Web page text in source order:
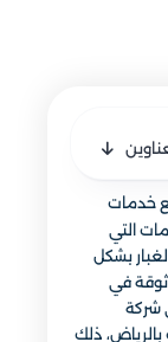
خدمات
التي
بشكل
في
شركة
ذلك